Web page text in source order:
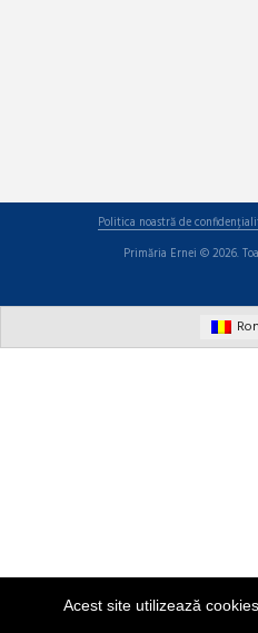
Acest site utilizează cookies
Politica noastră de
Primăria Ernei © 2026.